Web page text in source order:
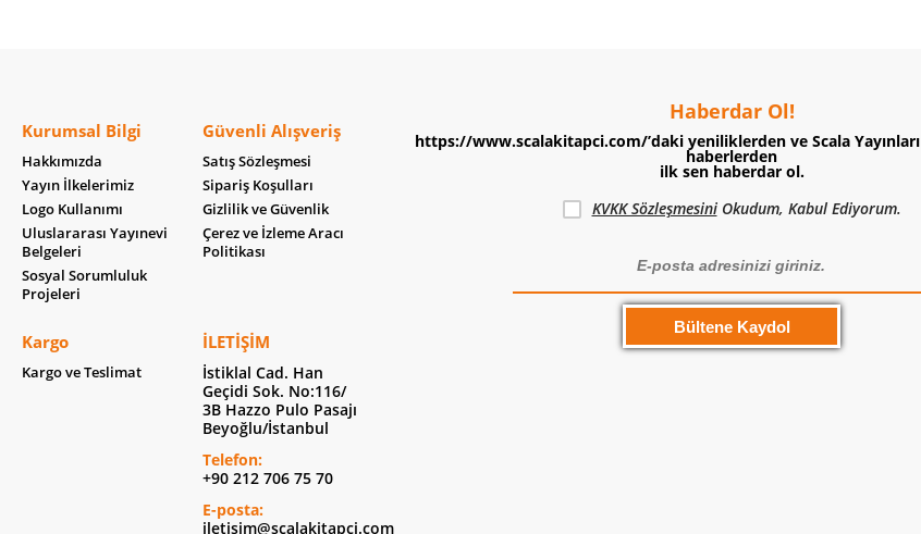
Kurumsal Bilgi
Hakkımızda
Yayın İlkelerimiz
Logo Kullanımı
Uluslararası Yayınevi
Belgeleri
Sosyal Sorumluluk
Projeleri
Güvenli Alışveriş
Satış Sözleşmesi
Sipariş Koşulları
Gizlilik ve Güvenlik
Çerez ve İzleme Aracı
Politikası
Kargo
Kargo ve Teslimat
İLETIŞIM
İstiklal Cad. Han
Geçidi Sok. No:116/
3B Hazzo Pulo Pasajı
Beyoğlu/İstanbul
Telefon:
+90 212 706 75 70
E-posta:
iletisim@scalakitapci.com
Haberdar Ol!
https://www.scalakitapci.com/’daki yeniliklerden ve Scala
haberlerden
ilk sen haberdar ol.
KVKK SözleşmesiniOkudum, Kabul Ediyorum.